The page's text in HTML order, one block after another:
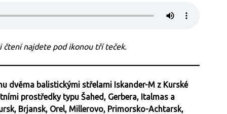
čtení najdete pod ikonou tří teček.
dvěma balistickými střelami Iskander-M z Kurské
prostředky typu Šahed, Gerbera, Italmas a
Brjansk, Orel, Millerovo, Primorsko-Achtarsk,